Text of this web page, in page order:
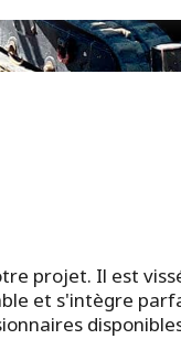
projet. Il est
et s'intègre